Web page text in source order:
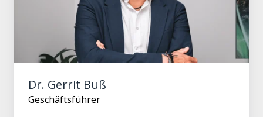
Dr. Gerrit Buß
Geschäftsführer